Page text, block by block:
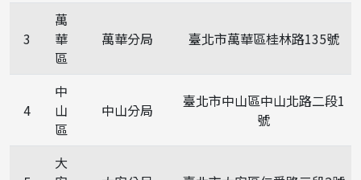
3
萬
華
區
萬華分局 臺北市萬華區桂林路135號
4
中
山
區
中山分局
臺北市中山區中山北路二段1
號
大